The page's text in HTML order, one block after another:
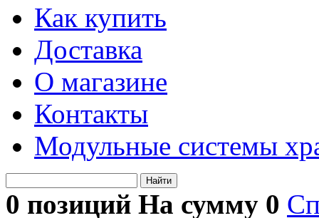
Как купить
Доставка
О магазине
Контакты
Модульные системы
Найти
0 позиций На сумму 0